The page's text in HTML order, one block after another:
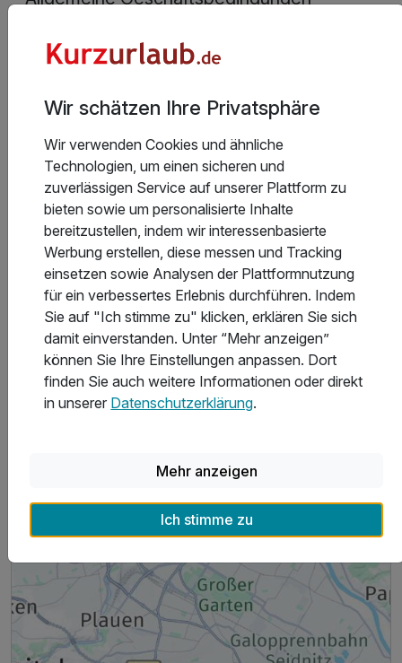
Aktuelle Infos des Hotels
Wünschen Sie die Reservierung eines
Tiefgaragenplatzes für 17,00 € / Tag? Bitte senden
Sie uns hierfür Ihr Autokennzeichen per E-Mail an
dresden@proventhotels.com.
Hoteladresse
Wir schätzen Ihre Privatsphäre
Wir verwenden Cookies und ähnliche
Technologien, um einen sicheren und
zuverlässigen Service auf unserer Plattform zu
bieten sowie um personalisierte Inhalte
bereitzustellen, indem wir interessenbasierte
Werbung erstellen, diese messen und Tracking
einsetzen sowie Analysen der Plattformnutzung
für ein verbessertes Erlebnis durchführen. Indem
Sie auf "Ich stimme zu" klicken, erklären Sie sich
damit einverstanden. Unter “Mehr anzeigen”
können Sie Ihre Einstellungen anpassen. Dort
finden Sie auch weitere Informationen oder direkt
in unserer Datenschutzerklärung.
Mehr anzeigen
Ich stimme zu